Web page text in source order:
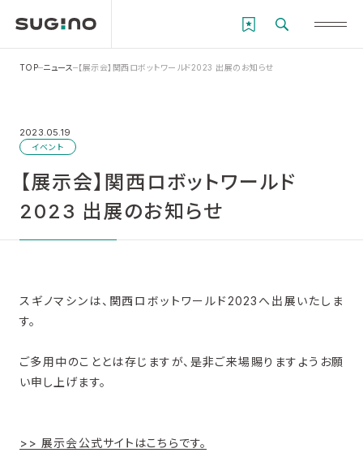
TOP ニュース 【展示会】関西ロボットワールド2023 出展のお知らせ
2023.05.19
イベント
【展示会】関西ロボットワールド
2023 出展のお知らせ
スギノマシンは、関西ロボットワールド2023へ出展いたしま
す。
ご多用中のこととは存じますが、是非ご来場賜りますようお願
い申し上げます。
>> 展示会公式サイトはこちらです。